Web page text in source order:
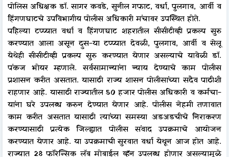
पोलिस अधिक्षक डॉ. सागर कवडे, सुनील गफाट, वर्धा, पुलगाव, आर्वी व
हिंगणघाटचे उपविभागीय पोलीस अधिकारी मंचावर उपस्थित होते.
पहिल्या टप्प्यात वर्धा व हिंगणघाट शहरातील सीसीटीव्ही प्रकल्प सुरु
करण्यात आला असून दुस-या टप्प्यात देवळी, पुलगाव, आर्वी व सेलू
येथेही सीसीटीव्ही प्रकल्प सुरु करण्यात येणार असल्याचे यावेळी डॉ.
पंकज भोयर म्हणाले. सर्वसामान्यांना न्याय देण्याचे काम पोलीस
प्रशासन करीत असतात. यासाठी राज्य शासन पोलीसांच्या सदैव पाठीशी
राहणार आहे. यासाठी राज्यातील 50 हजार पोलीस अधिकारी व कर्मचा-
यांना घरे उपलब्ध करुन देण्यात येणार आहे. पोलीस नेहमी तणावात
काम करीत असतात यासाठी त्यांच्या समस्या अडअडचीचे निराकरण
करण्यासाठी प्रत्येक जिल्ह्यात पोलीस संवाद उपक्रमाचे आयोजन
करण्यात येणार आहे. या उपक्रमाची सुरवात वर्धा येथून आज होत आहे.
राज्यात 28 फॉरेन्सिक लॅब मोबाईल व्हॅन उपलब्ध होणार असल्यामुळे